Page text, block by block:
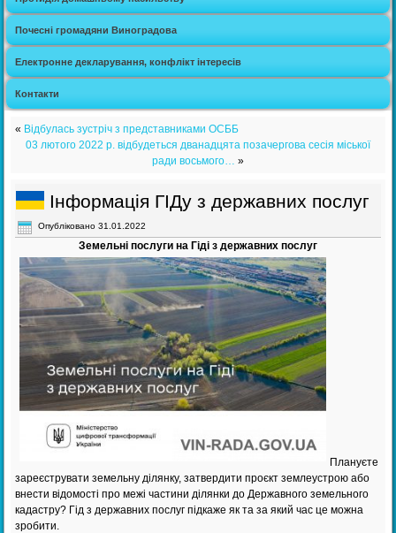
Почесні громадяни Виноградова
Електронне декларування, конфлікт інтересів
Контакти
« Відбулась зустріч з представниками ОСББ
03 лютого 2022 р. відбудеться дванадцята позачергова сесія міської
ради восьмого… »
Інформація ГІДу з державних послуг
Опубліковано 31.01.2022
Земельні послуги на Гіді з державних послуг
Плануєте
зареєструвати земельну ділянку, затвердити проєкт землеустрою або
внести відомості про межі частини ділянки до Державного земельного
кадастру? Гід з державних послуг підкаже як та за який час це можна
зробити.